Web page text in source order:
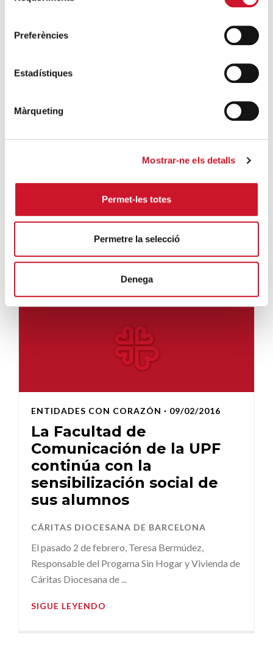
Preferències
Estadístiques
Màrqueting
Mostrar-ne els detalls
Permet-les totes
Permetre la selecció
Denega
ENTIDADES CON CORAZÓN
El pasado 10 de marzo tuvo lugar, en la Facultad
Blanquerna de la URL, una conferencia a cargo de
SIGUE LEYENDO
ENTIDADES CON CORAZÓN · 09/02/2016
La Facultad de
Comunicación de la UPF
continúa con la
sensibilización social de
sus alumnos
CÁRITAS DIOCESANA DE BARCELONA
El pasado 2 de febrero, Teresa Bermúdez,
Responsable del Progama Sin Hogar y Vivienda de
Cáritas Diocesana de ...
SIGUE LEYENDO